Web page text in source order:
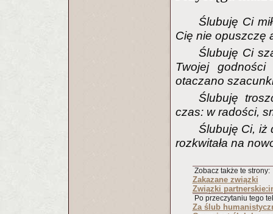
Ślubuję Ci
Cię nie opuszczę
Ślubuję Ci
Twojej
otaczano
Ślubuję
czas: w radości,
Ślubuję Ci, iż
rozkwitała na
Zobacz także te strony:
Zakazane związki
Związki
Po przeczytaniu tego
Za ślub